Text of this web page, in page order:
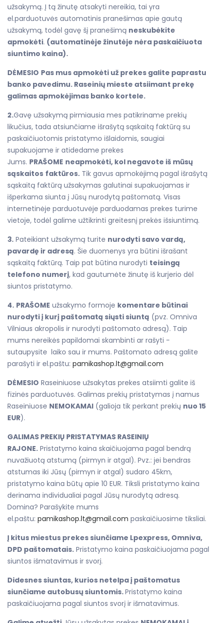
užsakymą. Į tą žinutę atsakyti nereikia, tai yra
el.parduotuvės automatinis pranešimas apie gautą
užsakymą, todėl gavę šį pranešimą neskubėkite
apmokėti. (automatinėje žinutėje nėra paskaičiuota
siuntimo kaina).
DĖMESIO Pas mus apmokėti už prekes galite paprastu
banko pavedimu. Raseinių mieste atsiimant prekę
galimas apmokėjimas banko kortele.
2.Gavę užsakymą pirmiausia mes patikriname prekių
likučius, tada atsiunčiame išrašytą sąskaitą faktūrą su
paskaičiuotomis pristatymo išlaidomis, saugiai
supakuojame ir atidedame prekes
Jums. PRAŠOME neapmokėti, kol negavote iš mūsų
sąskaitos faktūros. Tik gavus apmokėjimą pagal išrašytą
sąskaitą faktūrą užsakymas galutinai supakuojamas ir
išperkama siunta į Jūsų nurodytą paštomatą. Visas
internetinėje parduotuvėje parduodamas prekes turime
vietoje, todėl galime užtikrinti greitesnį prekės išsiuntimą.
3. Pateikiant užsakymą turite nurodyti savo vardą,
pavardę ir adresą. Šie duomenys yra būtini išrašant
sąskaitą faktūrą. Taip pat būtina nurodyti teisingą
telefono numerį, kad gautumėte žinutę iš kurjerio dėl
siuntos pristatymo.
4. PRAŠOME užsakymo formoje komentare būtinai
nurodyti į kurį paštomatą siųsti siuntą (pvz. Omniva
Vilniaus akropolis ir nurodyti paštomato adresą). Taip
mums nereikės papildomai skambinti ar rašyti -
sutaupysite laiko sau ir mums. Paštomato adresą galite
parašyti ir el.paštu: pamikashop.lt@gmail.com
DĖMESIO Raseiniuose užsakytas prekes atsiimti galite iš
fizinės parduotuvės. Galimas prekių pristatymas į namus
Raseiniuose NEMOKAMAI (galioja tik perkant prekių nuo 15
EUR).
GALIMAS PREKIŲ PRISTATYMAS RASEINIŲ
RAJONE. Pristatymo kaina skaičiuojama pagal bendrą
nuvažiuotą atstumą (pirmyn ir atgal). Pvz.: jei bendras
atstumas iki Jūsų (pirmyn ir atgal) sudaro 45km,
pristatymo kaina būtų apie 10 EUR. Tiksli pristatymo kaina
derinama individualiai pagal Jūsų nurodytą adresą.
Domina? Parašykite mums
el.paštu: pamikashop.lt@gmail.com paskaičiuosime tiksliai.
Į kitus miestus prekes siunčiame Lpexpress, Omniva,
DPD paštomatais. Pristatymo kaina paskaičiuojama pagal
siuntos išmatavimus ir svorį.
Didesnes siuntas, kurios netelpa į paštomatus
siunčiame autobusų siuntomis.Pristatymo kaina
paskaičiuojama pagal siuntos svorį ir išmatavimus.